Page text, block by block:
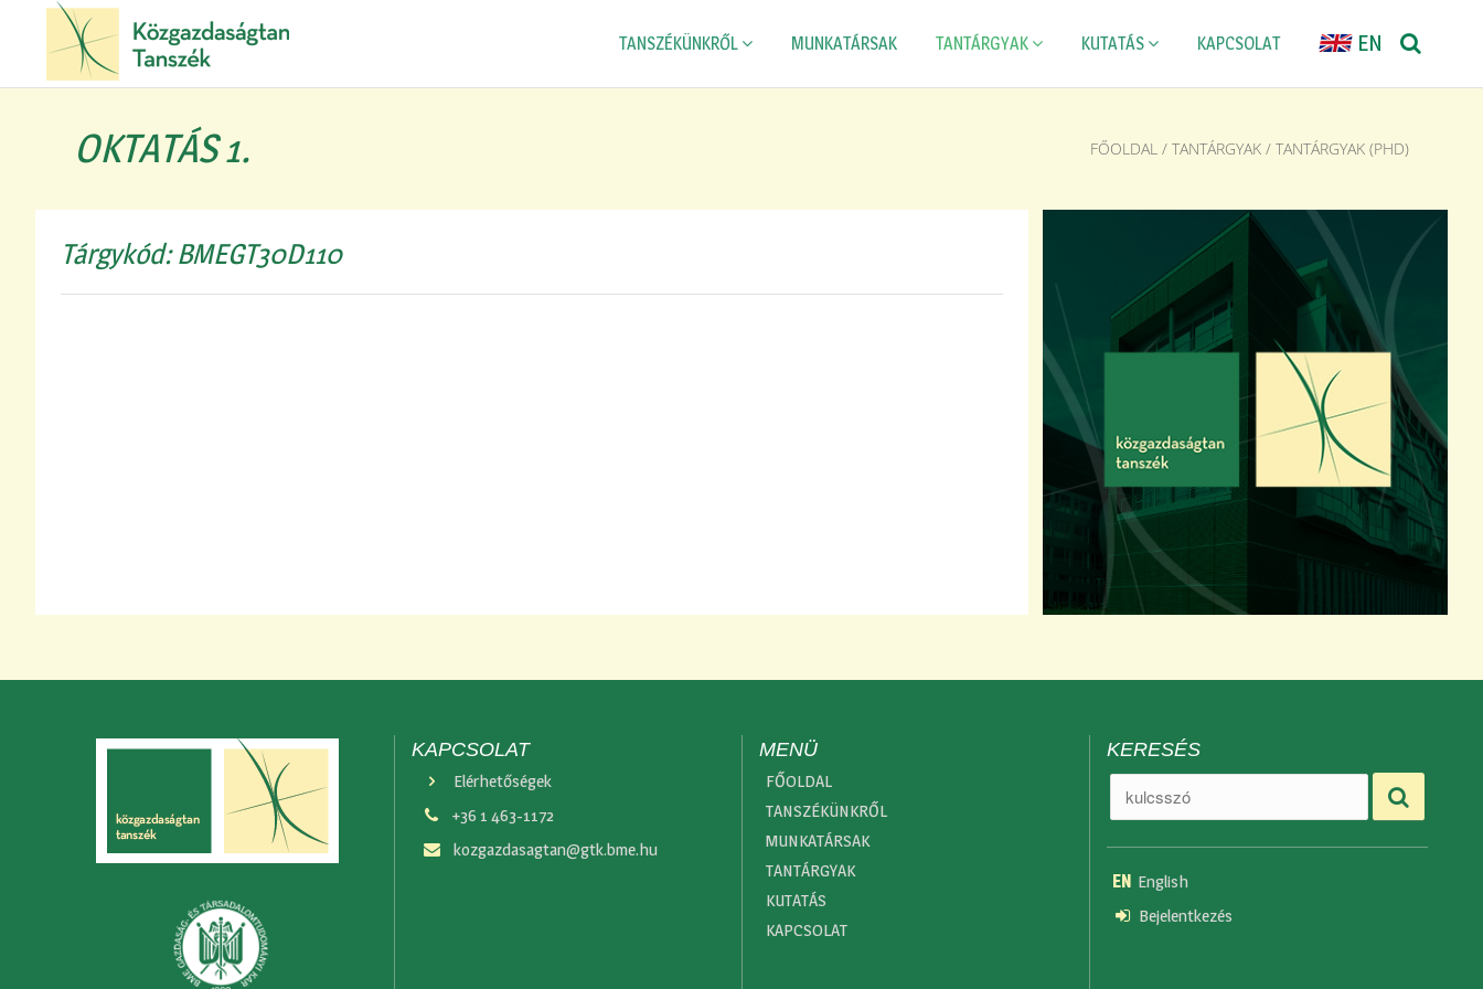
TANSZÉKÜNKRŐL MUNKATÁRSAK TANTÁRGYAK KUTATÁS KAPCSOLAT EN
FŐOLDAL / TANTÁRGYAK / TANTÁRGYAK (PHD)
OKTATÁS 1.
Tárgykód: BMEGT30D110
KAPCSOLAT
Elérhetőségek
+36 1 463-1172
kozgazdasagtan@gtk.bme.hu
MENÜ
FŐOLDAL
TANSZÉKÜNKRŐL
MUNKATÁRSAK
TANTÁRGYAK
KUTATÁS
KAPCSOLAT
KERESÉS
EN English
Bejelentkezés